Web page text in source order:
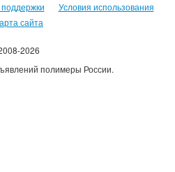
Условия использования
сайта
2026
полимеры России.